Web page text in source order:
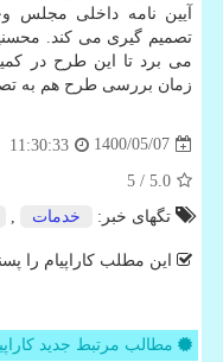
آیین نامه داخلی مجلس
تصمیم گیری می کند.
می برد تا این طرح در
زمان بررسی طرح هم به
1400/05/07
11:30:33
5.0
/ 5
تگهای خبر:
خدمات
این مطلب کاراپیام را
مطالب مرتبط جدید